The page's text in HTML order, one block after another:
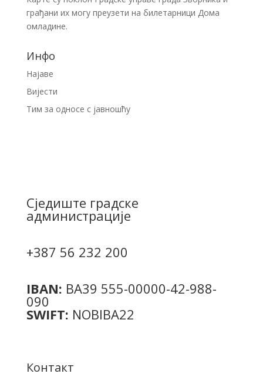
грађани их могу преузети на билетарници Дома
омладине.
Инфо
Најаве
Вијести
Тим за односе с јавношћу
Сједиште градске
администрације
+387 56 232 200
IBAN: BA39 555-00000-42-988-
090
SWIFT: NOBIBA22
Контакт